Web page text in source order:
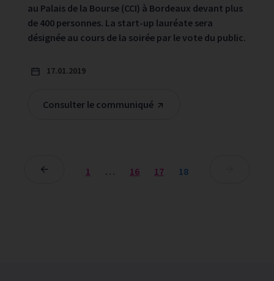
au Palais de la Bourse (CCI) à Bordeaux devant plus
de 400 personnes. La start-up lauréate sera
désignée au cours de la soirée par le vote du public.
Consulter le communiqué
17.01.2019
1 … 16 17 18